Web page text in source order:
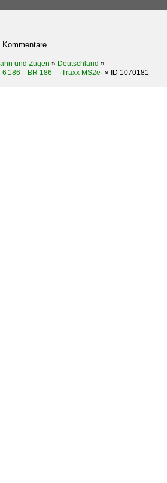
Kommentare
und Zügen » Deutschland »
6 186 BR 186 ·Traxx MS2e· » ID 1070181